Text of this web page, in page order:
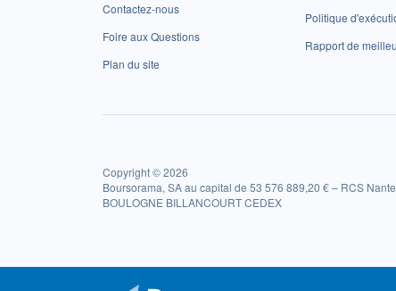
Contactez-nous
Foire aux Questions
Plan du site
Politique
Rapport de
Copyright © 2026
Boursorama, SA au capital de 53 576 889,20 € – RCS
BOULOGNE BILLANCOURT CEDEX